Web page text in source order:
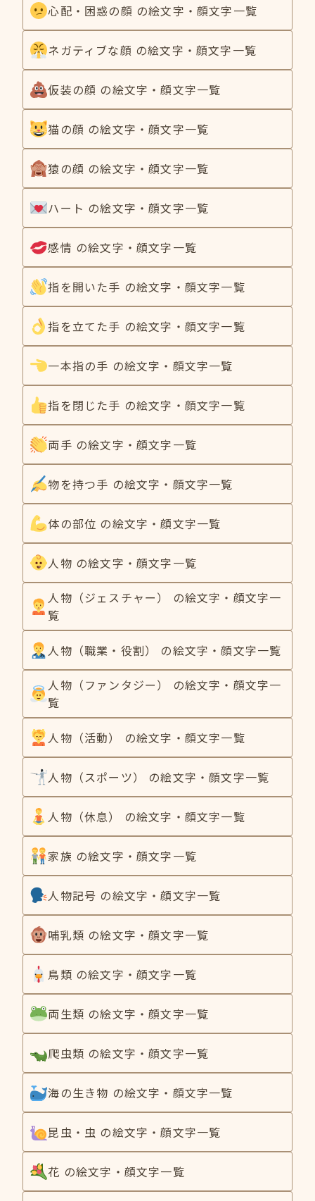
心配・困惑の顔 の絵文字・顔文字一覧
ネガティブな顔 の絵文字・顔文字一覧
仮装の顔 の絵文字・顔文字一覧
猫の顔 の絵文字・顔文字一覧
猿の顔 の絵文字・顔文字一覧
ハート の絵文字・顔文字一覧
感情 の絵文字・顔文字一覧
指を開いた手 の絵文字・顔文字一覧
指を立てた手 の絵文字・顔文字一覧
一本指の手 の絵文字・顔文字一覧
指を閉じた手 の絵文字・顔文字一覧
両手 の絵文字・顔文字一覧
物を持つ手 の絵文字・顔文字一覧
体の部位 の絵文字・顔文字一覧
人物 の絵文字・顔文字一覧
人物（ジェスチャー） の絵文字・顔文字一
覧
人物（職業・役割） の絵文字・顔文字一覧
人物（ファンタジー） の絵文字・顔文字一
覧
人物（活動） の絵文字・顔文字一覧
人物（スポーツ） の絵文字・顔文字一覧
人物（休息） の絵文字・顔文字一覧
家族 の絵文字・顔文字一覧
人物記号 の絵文字・顔文字一覧
哺乳類 の絵文字・顔文字一覧
鳥類 の絵文字・顔文字一覧
両生類 の絵文字・顔文字一覧
爬虫類 の絵文字・顔文字一覧
海の生き物 の絵文字・顔文字一覧
昆虫・虫 の絵文字・顔文字一覧
花 の絵文字・顔文字一覧